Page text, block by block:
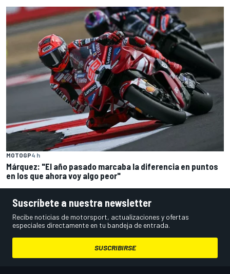
MOTOGP4 h
Márquez: "El año pasado marcaba la diferencia en puntos
en los que ahora voy algo peor"
Suscríbete a nuestra newsletter
Recibe noticias de motorsport, actualizaciones y ofertas
especiales directamente en tu bandeja de entrada.
SUSCRIBIRSE